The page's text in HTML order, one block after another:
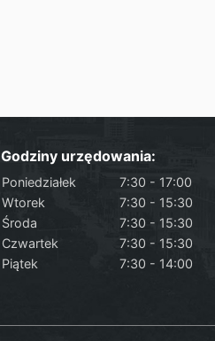
Godziny urzędowania:
Poniedziałek
7:30 - 17:00
Wtorek
7:30 - 15:30
Środa
7:30 - 15:30
Czwartek
7:30 - 15:30
Piątek
7:30 - 14:00